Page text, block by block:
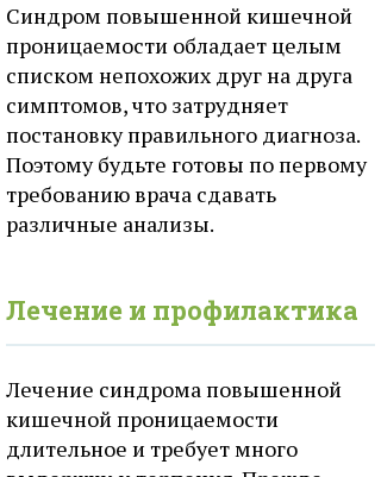
Синдром повышенной кишечной
проницаемости обладает целым
списком непохожих друг на друга
симптомов, что затрудняет
постановку правильного диагноза.
Поэтому будьте готовы по первому
требованию врача сдавать
различные анализы.
Лечение и профилактика
Лечение синдрома повышенной
кишечной проницаемости
длительное и требует много